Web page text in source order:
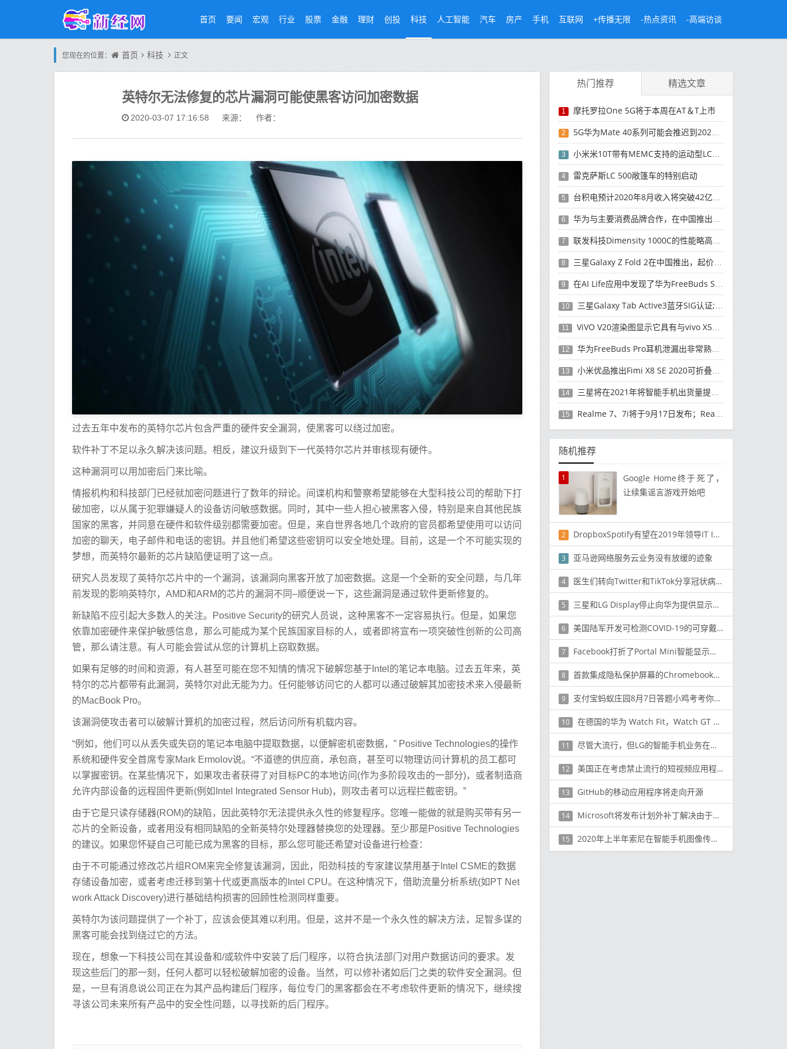
首页 要闻 宏观 行业 股票 金融 理财 创投 科技 人工智能 汽车 房产 手机 互联网 +传播无限 -热点资讯 -高端访谈
您现在的位置： 首页 科技 正文
英特尔无法修复的芯片漏洞可能使黑客访问加密数据
2020-03-07 17:16:58 来源： 作者：
过去五年中发布的英特尔芯片包含严重的硬件安全漏洞，使黑客可以绕过加密。
软件补丁不足以永久解决该问题。相反，建议升级到下一代英特尔芯片并审核现有硬件。
这种漏洞可以用加密后门来比喻。
情报机构和科技部门已经就加密问题进行了数年的辩论。间谍机构和警察希望能够在大型科技公司的帮助下打
破加密，以从属于犯罪嫌疑人的设备访问敏感数据。同时，其中一些人担心被黑客入侵，特别是来自其他民族
国家的黑客，并同意在硬件和软件级别都需要加密。但是，来自世界各地几个政府的官员都希望使用可以访问
加密的聊天，电子邮件和电话的密钥。并且他们希望这些密钥可以安全地处理。目前，这是一个不可能实现的
梦想，而英特尔最新的芯片缺陷便证明了这一点。
研究人员发现了英特尔芯片中的一个漏洞，该漏洞向黑客开放了加密数据。这是一个全新的安全问题，与几年
前发现的影响英特尔，AMD和ARM的芯片的漏洞不同–顺便说一下，这些漏洞是通过软件更新修复的。
新缺陷不应引起大多数人的关注。Positive Security的研究人员说，这种黑客不一定容易执行。但是，如果您
依靠加密硬件来保护敏感信息，那么可能成为某个民族国家目标的人，或者即将宣布一项突破性创新的公司高
管，那么请注意。有人可能会尝试从您的计算机上窃取数据。
如果有足够的时间和资源，有人甚至可能在您不知情的情况下破解您基于Intel的笔记本电脑。过去五年来，英
特尔的芯片都带有此漏洞，英特尔对此无能为力。任何能够访问它的人都可以通过破解其加密技术来入侵最新
的MacBook Pro。
该漏洞使攻击者可以破解计算机的加密过程，然后访问所有机载内容。
“例如，他们可以从丢失或失窃的笔记本电脑中提取数据，以便解密机密数据，” Positive Technologies的操作
系统和硬件安全首席专家Mark Ermolov说。“不道德的供应商，承包商，甚至可以物理访问计算机的员工都可
以掌握密钥。在某些情况下，如果攻击者获得了对目标PC的本地访问(作为多阶段攻击的一部分)，或者制造商
允许内部设备的远程固件更新(例如Intel Integrated Sensor Hub)，则攻击者可以远程拦截密钥。”
由于它是只读存储器(ROM)的缺陷，因此英特尔无法提供永久性的修复程序。您唯一能做的就是购买带有另一
芯片的全新设备，或者用没有相同缺陷的全新英特尔处理器替换您的处理器。至少那是Positive Technologies
的建议。如果您怀疑自己可能已成为黑客的目标，那么您可能还希望对设备进行检查：
由于不可能通过修改芯片组ROM来完全修复该漏洞，因此，阳劲科技的专家建议禁用基于Intel CSME的数据
存储设备加密，或者考虑迁移到第十代或更高版本的Intel CPU。在这种情况下，借助流量分析系统(如PT Net
work Attack Discovery)进行基础结构损害的回顾性检测同样重要。
英特尔为该问题提供了一个补丁，应该会使其难以利用。但是，这并不是一个永久性的解决方法，足智多谋的
黑客可能会找到绕过它的方法。
现在，想象一下科技公司在其设备和/或软件中安装了后门程序，以符合执法部门对用户数据访问的要求。发
现这些后门的那一刻，任何人都可以轻松破解加密的设备。当然，可以修补诸如后门之类的软件安全漏洞。但
是，一旦有消息说公司正在为其产品构建后门程序，每位专门的黑客都会在不考虑软件更新的情况下，继续搜
寻该公司未来所有产品中的安全性问题，以寻找新的后门程序。
热门推荐 精选文章
1 摩托罗拉One 5G将于本周在AT＆T上市
2 5G华为Mate 40系列可能会推迟到2021年
3 小米米10T带有MEMC支持的运动型LCD屏幕
4 雷克萨斯LC 500敞篷车的特别启动
5 台积电预计2020年8月收入将突破42亿美元，创历史新高
6 华为与主要消费品牌合作，在中国推出采用HarmonyOS 2.0的智能家居产品
7 联发科技Dimensity 1000C的性能略高于Snapdragon 765G
8 三星Galaxy Z Fold 2在中国推出，起价为16,999元
9 在AI Life应用中发现了华为FreeBuds Studio耳机
10 三星Galaxy Tab Active3蓝牙SIG认证; 发布可能快要结束了
11 ViVO V20渲染图显示它具有与vivo X50 Pro类似的后部设计
12 华为FreeBuds Pro耳机泄漏出非常熟悉的设计
13 小米优品推出Fimi X8 SE 2020可折叠无人机
14 三星将在2021年将智能手机出货量提高至3亿部
15 Realme 7、7i将于9月17日发布；Realme 7i的完整规格并导致泄漏
随机推荐
1
Google Home终于死了，
让续集谣言游戏开始吧
2 DropboxSpotify有望在2019年领导IT IPO
3 亚马逊网络服务云业务没有放缓的迹象
4 医生们转向Twitter和TikTok分享冠状病毒的消息
5 三星和LG Display停止向华为提供显示面板
6 美国陆军开发可检测COVID-19的可穿戴设备
7 Facebook打折了Portal Mini智能显示器 但在亚马逊上更便宜
8 首款集成隐私保护屏幕的Chromebook将于2020年上市
9 支付宝蚂蚁庄园8月7日答题小鸡考考你养小鸡捐的爱心蛋都去哪里了
10 在德国的华为 Watch Fit，Watch GT 2 Pro和FreeBuds Pro订单包括免费的Body Fat Smart Scale
11 尽管大流行，但LG的智能手机业务在第二季度看到了积极的趋势
12 美国正在考虑禁止流行的短视频应用程序TikTok
13 GitHub的移动应用程序将走向开源
14 Microsoft将发布计划外补丁解决由于错误更新而导致的VPN连接问题
15 2020年上半年索尼在智能手机图像传感器市场的收入份额下降